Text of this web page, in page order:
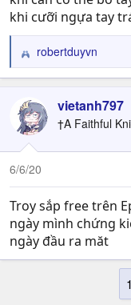
khi cưỡi ngựa tay
R
e
c
t
i
o
n
robertduyvn
vietanh797
†A Faithful
6/6/20
Troy sắp free trên
ngày mình chứng
ngày đầu ra măt
1